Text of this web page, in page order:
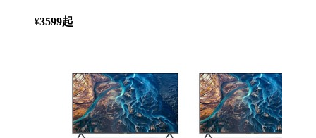
¥3599起